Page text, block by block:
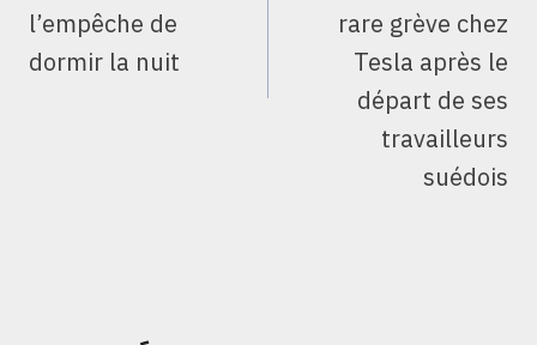
l’empêche de
dormir la nuit
rare grève chez
Tesla après le
départ de ses
travailleurs
suédois